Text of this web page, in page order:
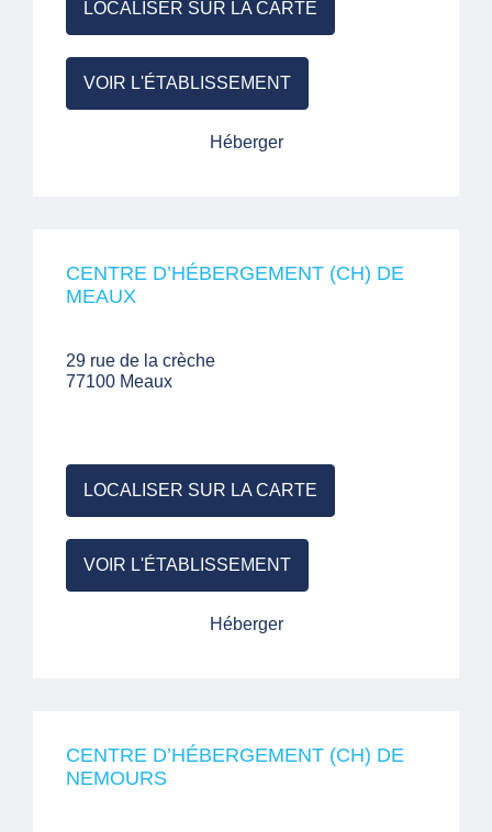
LOCALISER SUR LA CARTE
VOIR L'ÉTABLISSEMENT
Héberger
CENTRE D’HÉBERGEMENT (CH) DE
MEAUX
29 rue de la crèche
77100 Meaux
LOCALISER SUR LA CARTE
VOIR L'ÉTABLISSEMENT
Héberger
CENTRE D’HÉBERGEMENT (CH) DE
NEMOURS